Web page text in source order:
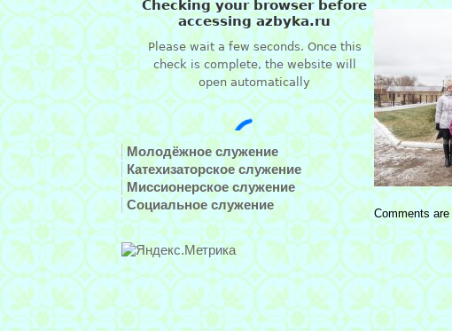
Молодёжное служение
Катехизаторское служение
Миссионерское служение
Социальное служение
Comments are